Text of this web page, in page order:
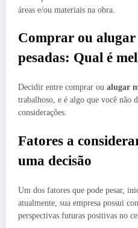
áreas e/ou materiais na obra.
Comprar ou alugar
pesadas: Qual é
Decidir entre comprar ou alugar
trabalhoso, e é algo que você não
considerações.
Fatores a
uma decisão
Um dos fatores que pode pesar,
atualmente, sua empresa possui
perspectivas futuras positivas no